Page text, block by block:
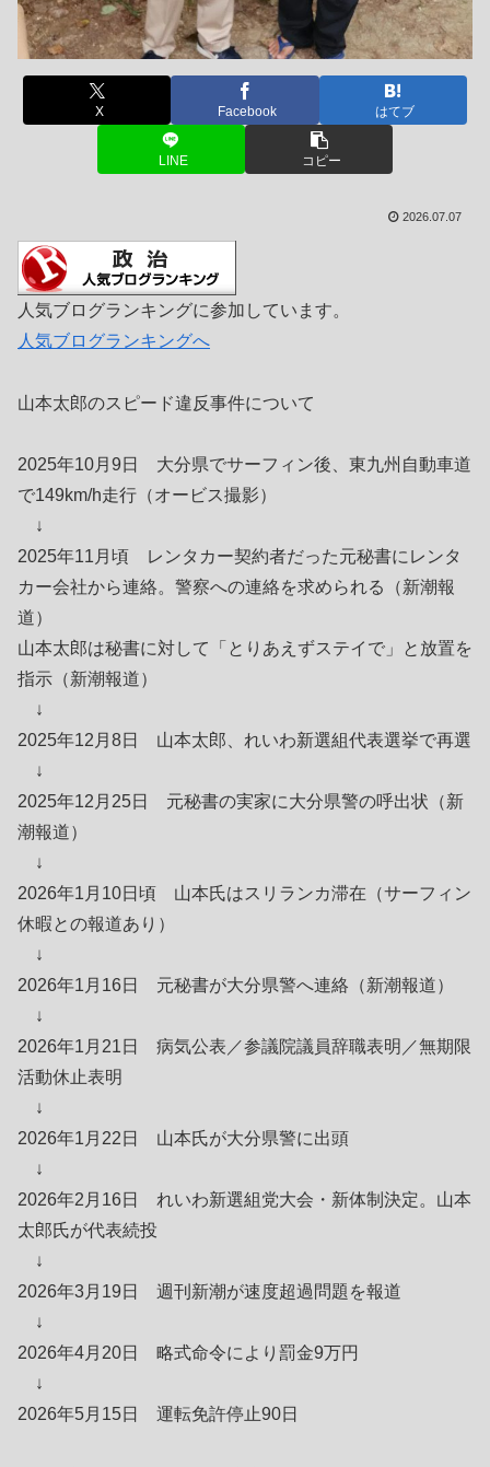
X Facebook はてブ
LINE コピー
2026.07.07
人気ブログランキングに参加しています。
人気ブログランキングへ
山本太郎のスピード違反事件について
2025年10月9日 大分県でサーフィン後、東九州自動車道
で149km/h走行（オービス撮影）
↓
2025年11月頃 レンタカー契約者だった元秘書にレンタ
カー会社から連絡。警察への連絡を求められる（新潮報
道）
山本太郎は秘書に対して「とりあえずステイで」と放置を
指示（新潮報道）
↓
2025年12月8日 山本太郎、れいわ新選組代表選挙で再選
↓
2025年12月25日 元秘書の実家に大分県警の呼出状（新
潮報道）
↓
2026年1月10日頃 山本氏はスリランカ滞在（サーフィン
休暇との報道あり）
↓
2026年1月16日 元秘書が大分県警へ連絡（新潮報道）
↓
2026年1月21日 病気公表／参議院議員辞職表明／無期限
活動休止表明
↓
2026年1月22日 山本氏が大分県警に出頭
↓
2026年2月16日 れいわ新選組党大会・新体制決定。山本
太郎氏が代表続投
↓
2026年3月19日 週刊新潮が速度超過問題を報道
↓
2026年4月20日 略式命令により罰金9万円
↓
2026年5月15日 運転免許停止90日